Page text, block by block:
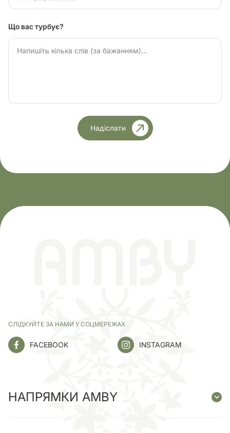
Що вас турбує?
Надіслати
СЛІДКУЙТЕ ЗА НАМИ У СОЦМЕРЕЖАХ
FACEBOOK INSTAGRAM
НАПРЯМКИ AMBY